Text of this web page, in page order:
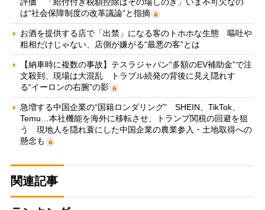
評価 「給付付き税額控除はその場しのぎ」いま不可欠なの
は“社会保障制度の改革議論”と指摘
お酒を提供する店で「出禁」になる客のトホホな生態 嘔吐や
粗相だけじゃない、店側が嫌がる“最悪の客”とは
【納車時に複数の事故】テスラジャパン“多額のEV補助金”で注
文殺到、現場は大混乱 トラブル続発の背後に見え隠れす
る“イーロンの右腕”の影
急増する中国企業の“国籍ロンダリング” SHEIN、TikTok、
Temu…本社機能を海外に移転させ、トランプ関税の回避を狙
う 現地人を隠れ蓑にした中国企業の農業参入・土地取得への
懸念も
関連記事